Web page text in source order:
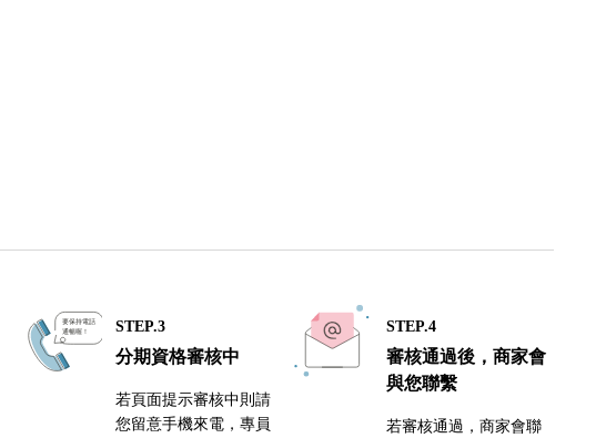
STEP.3
分期資格審核中
若頁面提示審核中則請
您留意手機來電，專員
STEP.4
審核通過後，商家會
與您聯繫
若審核通過，商家會聯